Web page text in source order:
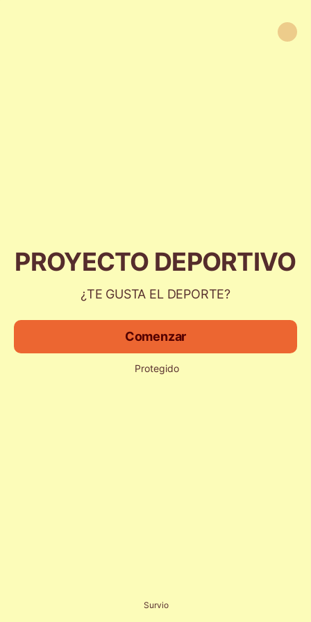
PROYECTO DEPORTIVO
¿TE GUSTA EL DEPORTE?
Comenzar
Protegido
Survio